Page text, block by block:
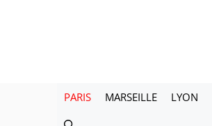
PARIS MARSEILLE LYON